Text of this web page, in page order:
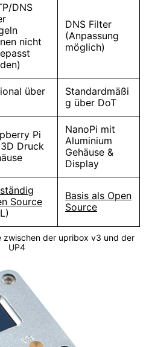
DNS
nicht
DNS Filter
(Anpassung
möglich)
über
Standardmäßi
g über DoT
Pi
Druck
NanoPi mit
Aluminium
Gehäuse &
Display
Source
Basis als Open
Source
zwischen der upribox v3 und der
UP4